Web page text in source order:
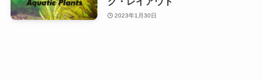
2023年1月30日